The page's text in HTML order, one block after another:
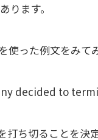
ります。
使った例文をみて
decided to
打ち切ることを決